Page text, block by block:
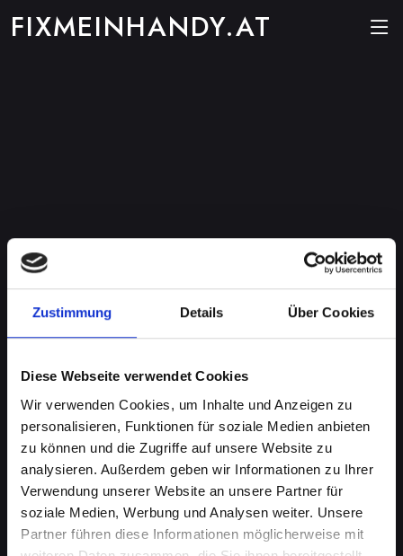
Zustimmung Details Über Cookies
Diese Webseite verwendet Cookies
Wir verwenden Cookies, um Inhalte und Anzeigen zu
personalisieren, Funktionen für soziale Medien anbieten
zu können und die Zugriffe auf unsere Website zu
analysieren. Außerdem geben wir Informationen zu Ihrer
Verwendung unserer Website an unsere Partner für
soziale Medien, Werbung und Analysen weiter. Unsere
Partner führen diese Informationen möglicherweise mit
FIXMEINHANDY.AT